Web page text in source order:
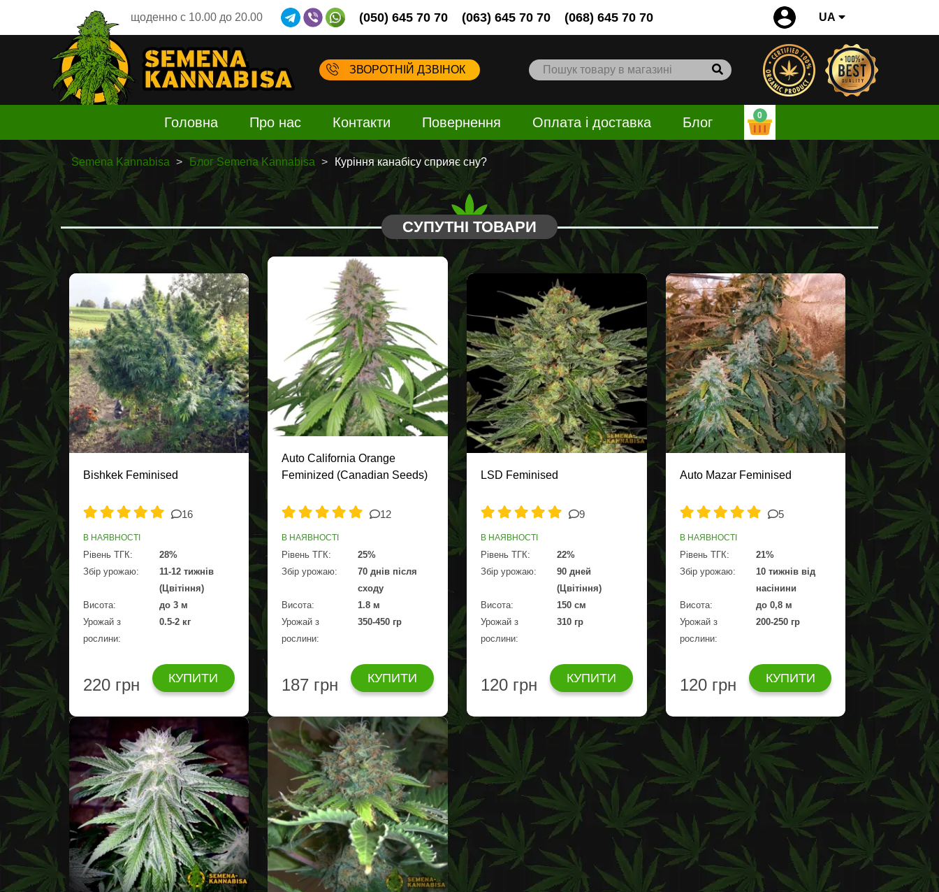
щоденно c 10.00 до 20.00 (050) 645 70 70 (063) 645 70 70 (068) 645 70 70 UA
ЗВОРОТНІЙ ДЗВІНОК
Головна Про нас Контакти Повернення Оплата і доставка Блог 0
Semena Kannabisa Блог Semena Kannabisa Куріння канабісу сприяє сну?
СУПУТНІ ТОВАРИ
Bishkek Feminised
16
В НАЯВНОСТІ
Рівень ТГК:
28%
Збір урожаю:
11-12 тижнів
(Цвітіння)
Висота:
до 3 м
Урожай з
рослини:
0.5-2 кг
220 грн КУПИТИ
Auto California Orange
Feminized (Canadian Seeds)
12
В НАЯВНОСТІ
Рівень ТГК:
25%
Збір урожаю:
70 днів після
сходу
Висота:
1.8 м
Урожай з
рослини:
350-450 гр
187 грн КУПИТИ
LSD Feminised
9
В НАЯВНОСТІ
Рівень ТГК:
22%
Збір урожаю:
90 дней
(Цвітіння)
Висота:
150 см
Урожай з
рослини:
310 гр
120 грн КУПИТИ
Auto Mazar Feminised
5
В НАЯВНОСТІ
Рівень ТГК:
21%
Збір урожаю:
10 тижнів від
насінини
Висота:
до 0,8 м
Урожай з
рослини:
200-250 гр
120 грн КУПИТИ